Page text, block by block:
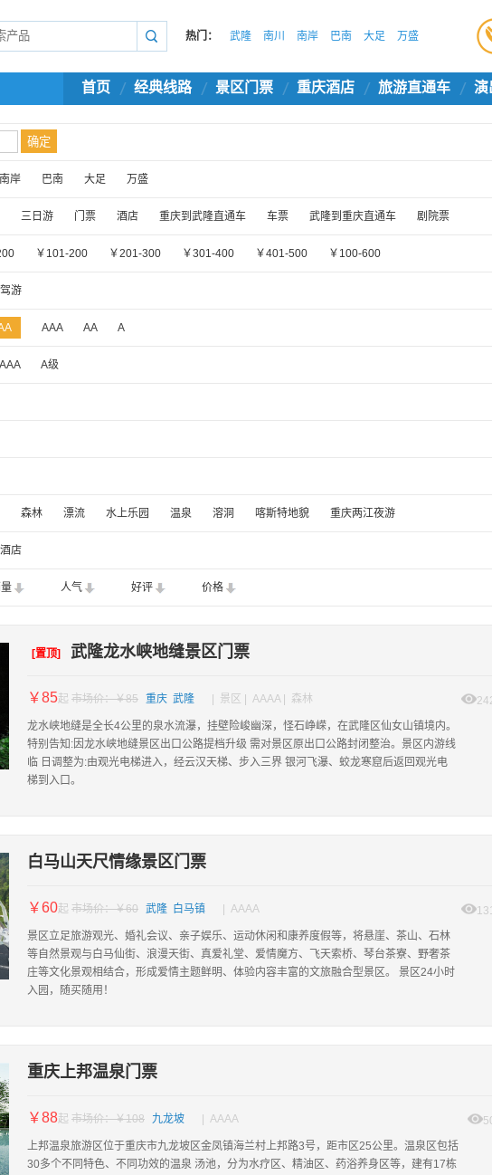
热门： 武隆 南川 南岸 巴南 大足 万盛
首页 经典线路 景区门票 重庆酒店 旅游直通车 演
南岸 巴南 大足 万盛
三日游 门票 酒店 重庆到武隆直通车 车票 武隆到重庆直通车 剧院票
￥101-200 ￥201-300 ￥301-400 ￥401-500 ￥100-600
游
AAA AA A
A级
森林 漂流 水上乐园 温泉 溶洞 喀斯特地貌 重庆两江夜游
店
人气 好评 价格
[置顶] 武隆龙水峡地缝景区门票
￥85起 市场价：￥85 重庆 武隆 | 景区 | AAAA | 森林
龙水峡地缝是全长4公里的泉水流瀑，挂壁险峻幽深，怪石峥嵘，在武隆区仙女山镇境内。
特别告知:因龙水峡地缝景区出口公路提档升级 需对景区原出口公路封闭整治。景区内游线
临 日调整为:由观光电梯进入，经云汉天梯、步入三界 银河飞瀑、蛟龙寒窟后返回观光电
梯到入口。
白马山天尺情缘景区门票
￥60起 市场价：￥60 武隆 白马镇 | AAAA
景区立足旅游观光、婚礼会议、亲子娱乐、运动休闲和康养度假等，将悬崖、茶山、石林
等自然景观与白马仙街、浪漫天街、真爱礼堂、爱情魔方、飞天索桥、琴台茶寮、野奢茶
庄等文化景观相结合，形成爱情主题鲜明、体验内容丰富的文旅融合型景区。 景区24小时
入园，随买随用！
重庆上邦温泉门票
￥88起 市场价：￥108 九龙坡 | AAAA
上邦温泉旅游区位于重庆市九龙坡区金凤镇海兰村上邦路3号，距市区25公里。温泉区包括
30多个不同特色、不同功效的温泉 汤池，分为水疗区、精油区、药浴养身区等，建有17栋